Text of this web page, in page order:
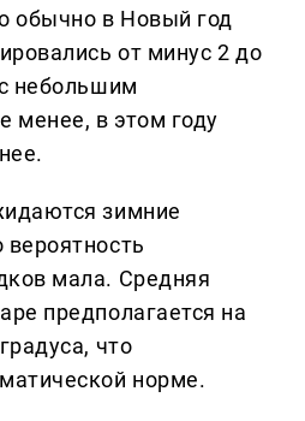
обычно в Новый год
от минус 2 до
небольшим
менее, в этом году
зимние
мала. Средняя
предполагается на
что
норме.